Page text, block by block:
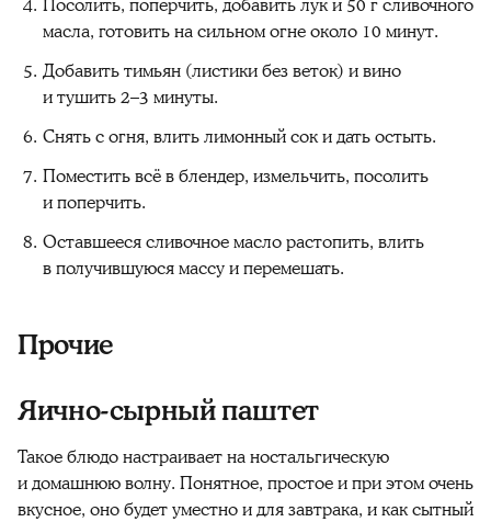
Посолить, поперчить, добавить лук и 50 г сливочного
масла, готовить на сильном огне около 10 минут.
Добавить тимьян (листики без веток) и вино
и тушить 2–3 минуты.
Снять с огня, влить лимонный сок и дать остыть.
Поместить всё в блендер, измельчить, посолить
и поперчить.
Оставшееся сливочное масло растопить, влить
в получившуюся массу и перемешать.
Прочие
Яично-сырный паштет
Такое блюдо настраивает на ностальгическую
и домашнюю волну. Понятное, простое и при этом очень
вкусное, оно будет уместно и для завтрака, и как сытный